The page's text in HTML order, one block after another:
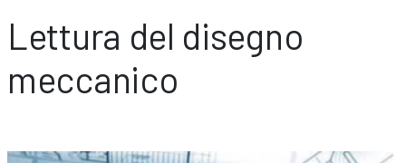
Lettura del disegno
meccanico